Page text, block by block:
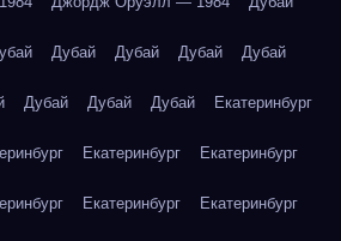
Дубай Дубай Дубай Дубай
Дубай Дубай Дубай Екатеринбург
Екатеринбург Екатеринбург
Екатеринбург Екатеринбург